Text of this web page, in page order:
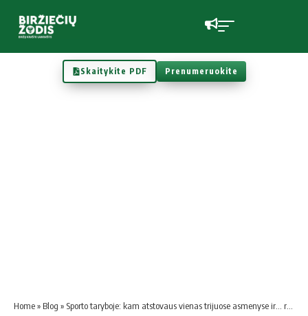
Skaitykite PDF Prenumeruokite
Home» Blog » Sporto taryboje: kam atstovaus vienas trijuose asmenyse ir… renginių organizatorius?